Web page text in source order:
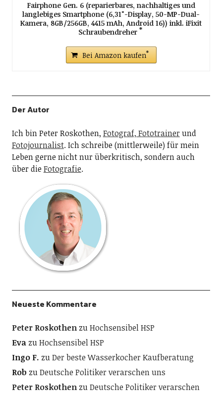
Fairphone Gen. 6 (reparierbares, nachhaltiges und
langlebiges Smartphone (6,31"-Display, 50-MP-Dual-
Kamera, 8GB/256GB, 4415 mAh, Android 16)) inkl. iFixit
Schraubendreher
Bei Amazon kaufen
Der Autor
Ich bin Peter Roskothen, Fotograf, Fototrainer und
Fotojournalist. Ich schreibe (mittlerweile) für mein
Leben gerne nicht nur überkritisch, sondern auch
über dieFotografie.
Neueste Kommentare
Peter RoskothenzuHochsensibel HSP
EvazuHochsensibel HSP
Ingo F. zuDer beste Wasserkocher Kaufberatung
Rob zuDeutsche Politiker verarschen uns
Peter RoskothenzuDeutsche Politiker verarschen